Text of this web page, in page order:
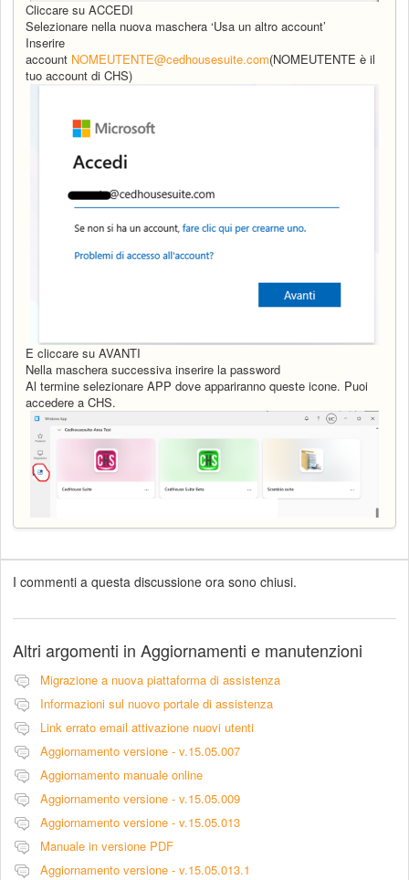
Cliccare su ACCEDI
Selezionare nella nuova maschera ‘Usa un altro account’
Inserire
account NOMEUTENTE@cedhousesuite.com(NOMEUTENTE è il
tuo account di CHS)
E cliccare su AVANTI
Nella maschera successiva inserire la password
Al termine selezionare APP dove appariranno queste icone. Puoi
accedere a CHS.
I commenti a questa discussione ora sono chiusi.
Altri argomenti in Aggiornamenti e manutenzioni
Migrazione a nuova piattaforma di assistenza
Informazioni sul nuovo portale di assistenza
Link errato email attivazione nuovi utenti
Aggiornamento versione - v.15.05.007
Aggiornamento manuale online
Aggiornamento versione - v.15.05.009
Aggiornamento versione - v.15.05.013
Manuale in versione PDF
Aggiornamento versione - v.15.05.013.1